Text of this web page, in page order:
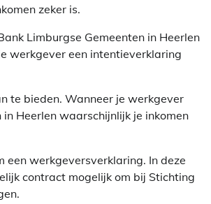
zeker is.
Limburgse Gemeenten in Heerlen
werkgever een intentieverklaring
te bieden. Wanneer je werkgever
Heerlen waarschijnlijk je inkomen
werkgeversverklaring. In deze
contract mogelijk om bij Stichting